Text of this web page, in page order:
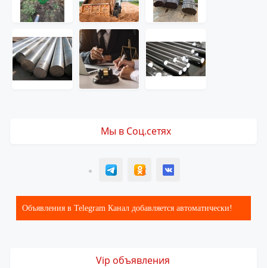
Мы в Соц.сетях
T ОК ВК
Объявления в Telegram Канал добавляется автоматически!
Vip объявления